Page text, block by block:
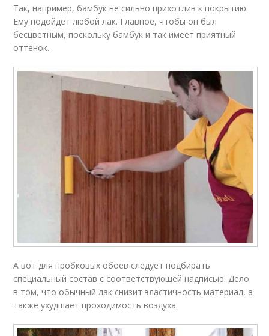
Так, например, бамбук не сильно прихотлив к покрытию.
Ему подойдёт любой лак. Главное, чтобы он был
бесцветным, поскольку бамбук и так имеет приятный
оттенок.
А вот для пробковых обоев следует подбирать
специальный состав с соответствующей надписью. Дело
в том, что обычный лак снизит эластичность материал, а
также ухудшает проходимость воздуха.